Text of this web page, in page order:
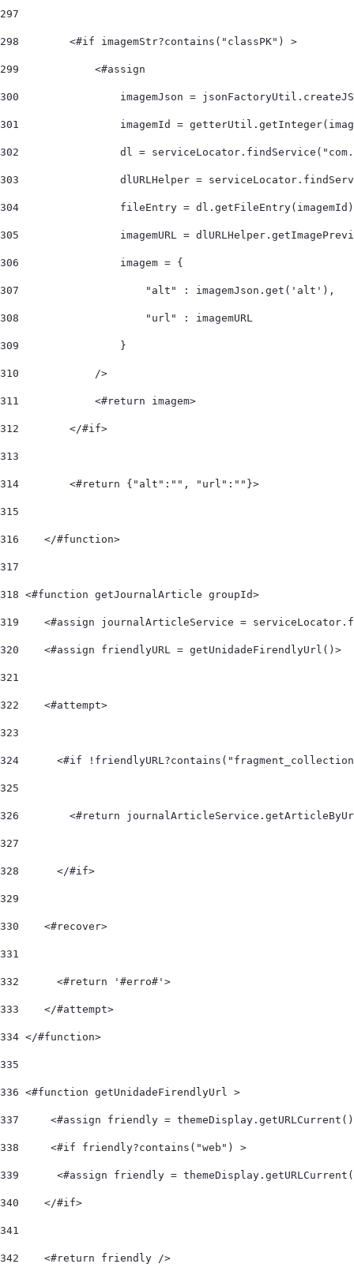
297
298
        <#if imagemStr?contains("classPK") >
299
            <#assign
300
imagemJson =
301
imagemId =
302
dl =
303
dlURLHelper =
304
fileEntry =
305
imagemURL =
306
                imagem = {
307
                    "alt" : imagemJson.get('alt'),
308
                    "url" : imagemURL
309
                }
310
            />
311
            <#return imagem>
312
        </#if>
313
314
        <#return {"alt":"", "url":""}>
315
316
    </#function>
317
318 <#function getJournalArticle groupId>
319
<#assign journalArticleService =
320
    <#assign friendlyURL = getUnidadeFirendlyUrl()>
321
322
    <#attempt>
323
324
<#if
325
326
<#return
327
328
      </#if>
329
330
    <#recover>
331
332
      <#return '#erro#'>
333
    </#attempt>
334 </#function>
335
336 <#function getUnidadeFirendlyUrl >
337
<#assign friendly =
338
     <#if friendly?contains("web") >
339
<#assign friendly =
340
    </#if>
341
342
    <#return friendly />